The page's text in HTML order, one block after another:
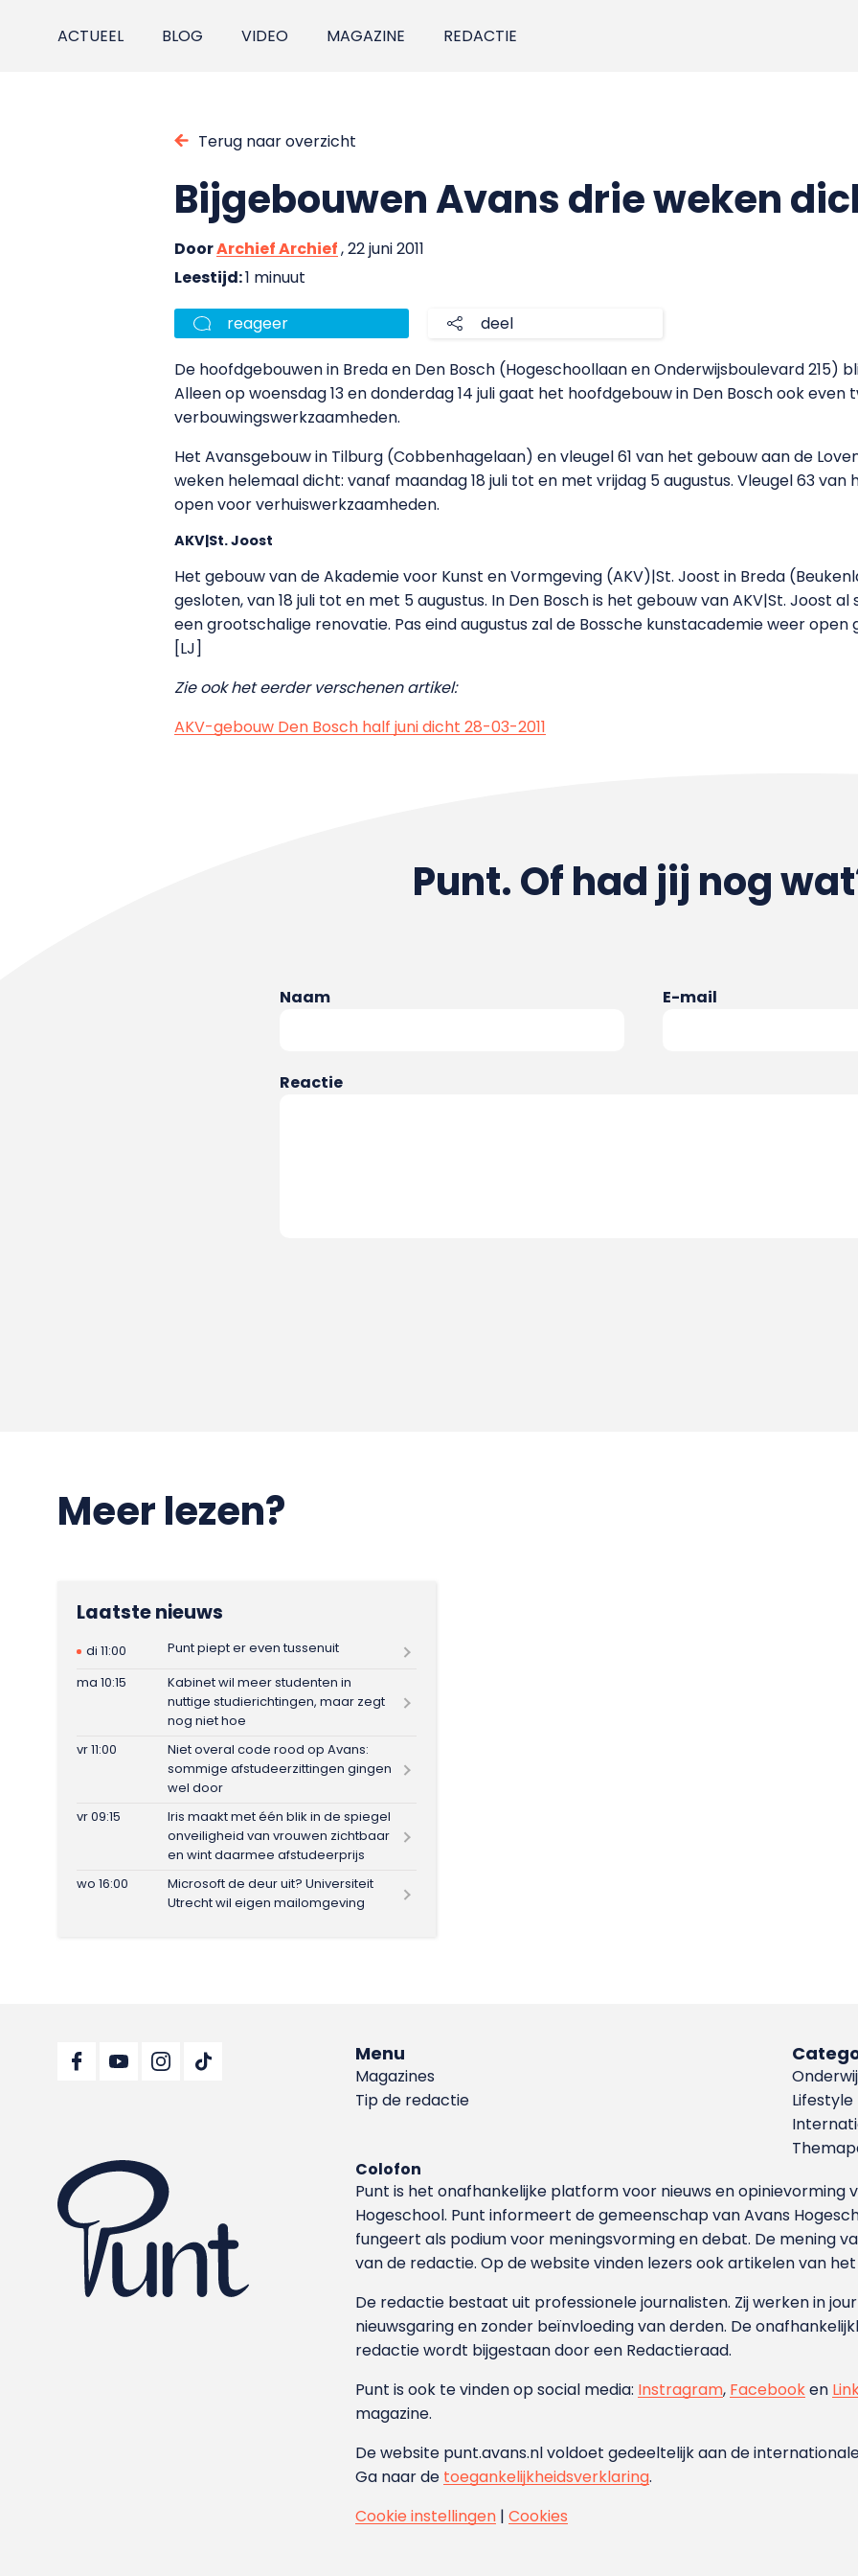
ACTUEEL BLOG VIDEO MAGAZINE REDACTIE
Terug naar overzicht
Bijgebouwen Avans drie weken
DoorArchief Archief, 22 juni 2011
Leestijd:1 minuut
reageer deel
De hoofdgebouwen in Breda en Den Bosch (Hogeschoollaan en Onderwijsboulevard 215)
Alleen op woensdag 13 en donderdag 14 juli gaat het hoofdgebouw in Den Bosch ook
verbouwingswerkzaamheden.
Het Avansgebouw in Tilburg (Cobbenhagelaan) en vleugel 61 van het gebouw aan de
weken helemaal dicht: vanaf maandag 18 juli tot en met vrijdag 5 augustus. Vleugel 63 van
open voor verhuiswerkzaamheden.
AKV|St. Joost
Het gebouw van de Akademie voor Kunst en Vormgeving (AKV)|St. Joost in Breda
gesloten, van 18 juli tot en met 5 augustus. In Den Bosch is het gebouw van AKV|St. Joost
een grootschalige renovatie. Pas eind augustus zal de Bossche kunstacademie weer open
[LJ]
Zie ook het eerder verschenen artikel:
AKV-gebouw Den Bosch half juni dicht 28-03-2011
Punt. Of had jij nog
Naam E-mail
Reactie
Meer lezen?
Laatste nieuws
di 11:00
Punt piept er even tussenuit
ma 10:15
Kabinet wil meer studenten in
nuttige studierichtingen, maar zegt
nog niet hoe
vr 11:00
Niet overal code rood op Avans:
sommige afstudeerzittingen gingen
wel door
vr 09:15
Iris maakt met één blik in de spiegel
onveiligheid van vrouwen zichtbaar
en wint daarmee afstudeerprijs
wo 16:00
Microsoft de deur uit? Universiteit
Utrecht wil eigen mailomgeving
Menu
Magazines
Tip de redactie
Lifestyle
Colofon
Punt is het onafhankelijke platform voor nieuws en
Hoge­school. Punt informeert de gemeenschap van Avans
fungeert als podium voor meningsvorming en debat. De mening
van de redactie. Op de website vinden lezers ook artikelen van
De redactie bestaat uit professionele journalisten. Zij werken in
nieuwsgaring en zonder beïnvloeding van derden. De
redactie wordt bijgestaan door een Redactieraad.
Punt is ook te vinden op social media: Instragram, Facebooken
magazine.
De website punt.avans.nl voldoet gedeeltelijk aan de
Ga naar de toegankelijkheidsverklaring.
Cookie instellingen |Cookies